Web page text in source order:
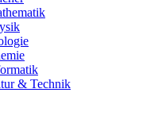
& Technik